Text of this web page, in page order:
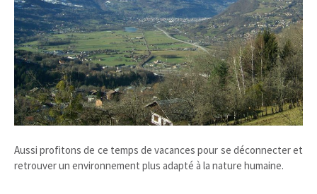
Aussi profitons de ce temps de vacances pour se déconnecter et
retrouver un environnement plus adapté à la nature humaine.